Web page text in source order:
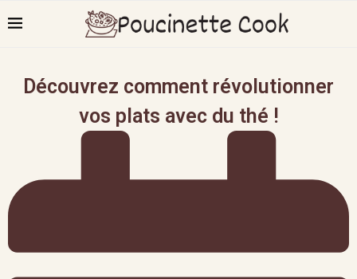
Découvrez comment révolutionner
vos plats avec du thé !